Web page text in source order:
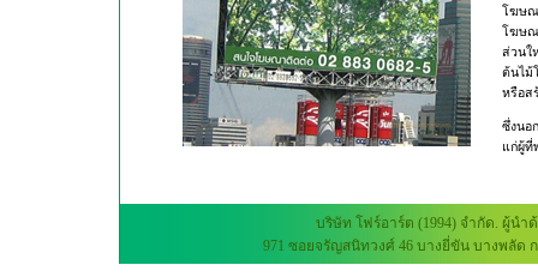
โฆษณ
โฆษณ
ส่วนใ
ต้นไม้
หรือส
ซึ่งนอ
แก่ผู้ที่
บริษัท โฟร์อาร์ต (1994) จำกัด. ผู้
971 ซอยจรัญสนิทวงศ์ 46 บางยี่ขัน บางพลัด กรุ